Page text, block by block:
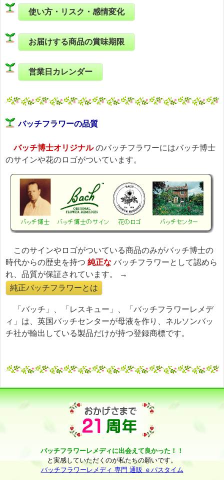
使い方・リスク・感情変化
お届けする商品の賞味期限
営業日カレンダー
バッチフラワーの品質
バッチ博士オリジナルのバッチフラワーにはバッチ博士
のサインや花のロゴがついています。
このサインやロゴがついている商品のみがバッチ博士の
時代からの歴史を持つ 純正な バッチフラワーとして認めら
れ、品質が保証されています。 →
純正バッチフラワーとは
「バッチ」、「レスキュー」、「バッチフラワーレメデ
ィ」は、英国バッチセンターが母液を作り、ネルソンバッ
チ社が輸出している製品だけが持つ登録商標です。
バッチフラワーレメディに出会えて良かった！！
と実感していただくのが私たちの願いです。
バッチフラワーレメディ 専門 通販 ｅパスタイム